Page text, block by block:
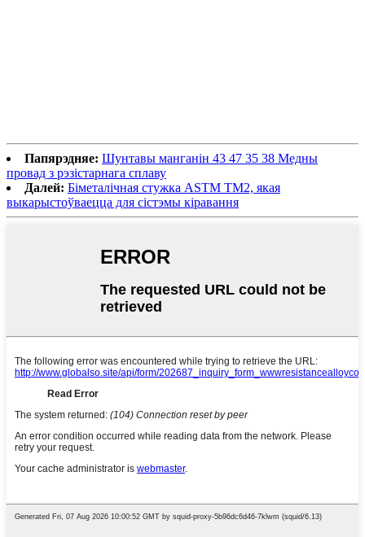
Папярэдняе: Шунтавы манганін 43 47 35 38 Медны
провад з рэзістарнага сплаву
Далей: Біметалічная стужка ASTM TM2, якая
выкарыстоўваецца для сістэмы кіравання